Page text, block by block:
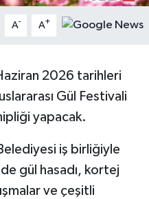
A- A+
2026 tarihleri
Gül Festivali
yapacak.
iş birliğiyle
gül hasadı, kortej
ve çeşitli